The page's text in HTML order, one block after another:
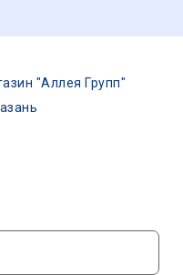
"Аллея Групп"